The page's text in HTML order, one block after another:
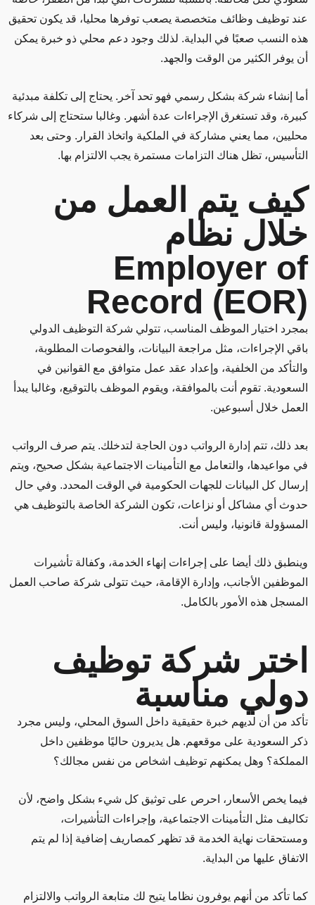
عند توظيف وظائف متخصصة يصعب توفرها محليا، قد يكون تحقيق
هذه النسب صعبًا في البداية. لذلك وجود دعم محلي ذو خبرة يمكن
أن يوفر الكثير من الوقت والجهد.
أما إنشاء شركة بشكل رسمي فهو تحد آخر. يحتاج إلى تكلفة مبدئية
كبيرة، وقد تستغرق الإجراءات عدة أشهر. وغالبا ستحتاج إلى شركاء
محليين، مما يعني مشاركة في الملكية واتخاذ القرار. وحتى بعد
التأسيس، تظل هناك التزامات مستمرة يجب الالتزام بها.
كيف يتم العمل من
خلال نظام
Employer of
Record (EOR)
بمجرد اختيار الموظف المناسب، تتولي شركة التوظيف الدولي
باقي الإجراءات، مثل مراجعة البيانات، والفحوصات المطلوبة،
والتأكد من الخلفية، وإعداد عقد عمل متوافق مع القوانين في
السعودية. تقوم أنت بالموافقة، ويقوم الموظف بالتوقيع، وغالبا يبدأ
العمل خلال أسبوعين.
بعد ذلك، تتم إدارة الرواتب دون الحاجة لتدخلك. يتم صرف الرواتب
في مواعيدها، والتعامل مع التأمينات الاجتماعية بشكل صحيح، ويتم
إرسال كل البيانات للجهات الحكومية في الوقت المحدد. وفي حال
حدوث أي مشاكل أو نزاعات، تكون الشركة الخاصة بالتوظيف هي
المسؤولة قانونيا، وليس أنت.
وينطبق ذلك أيضا على إجراءات إنهاء الخدمة، وكفالة تأشيرات
الموظفين الأجانب، وإدارة الإقامة، حيث تتولى شركة صاحب العمل
المسجل هذه الأمور بالكامل.
اختر شركة توظيف
دولي مناسبة
تأكد من أن لديهم خبرة حقيقية داخل السوق المحلي، وليس مجرد
ذكر السعودية على موقعهم. هل يديرون حاليًا موظفين داخل
المملكة؟ وهل يمكنهم توظيف اشخاص من نفس مجالك؟
فيما يخص الأسعار، احرص على توثيق كل شيء بشكل واضح، لأن
تكاليف مثل التأمينات الاجتماعية، وإجراءات التأشيرات،
ومستحقات نهاية الخدمة قد تظهر كمصاريف إضافية إذا لم يتم
الاتفاق عليها من البداية.
كما تأكد من أنهم يوفرون نظاما يتيح لك متابعة الرواتب والالتزام